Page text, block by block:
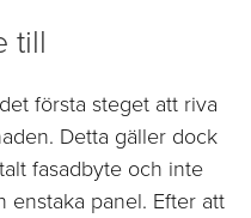
till
första steget att riva
Detta gäller dock
fasadbyte och inte
enstaka panel. Efter att